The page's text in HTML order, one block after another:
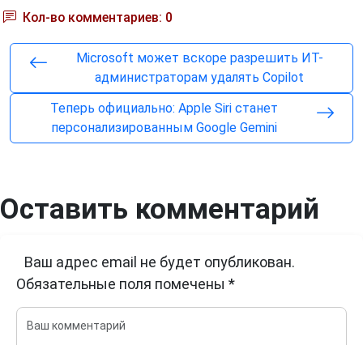
Кол-во комментариев: 0
Microsoft может вскоре разрешить ИТ-
администраторам удалять Copilot
Теперь официально: Apple Siri станет
персонализированным Google Gemini
Оставить комментарий
Ваш адрес email не будет опубликован.
Обязательные поля помечены *